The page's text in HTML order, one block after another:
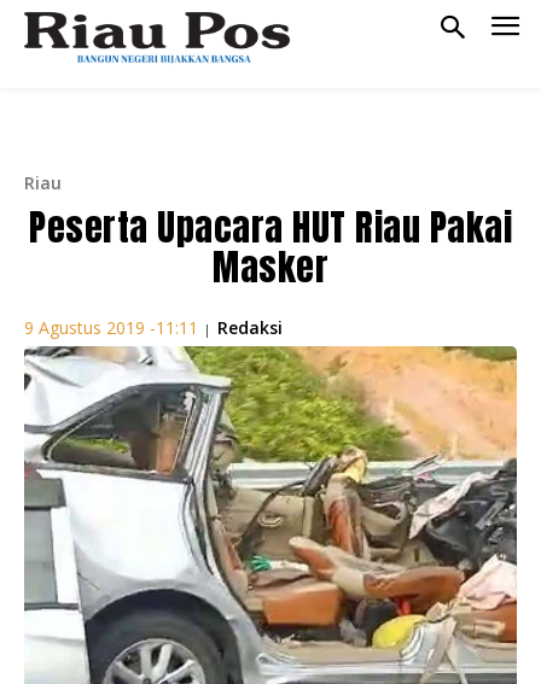
Riau
Peserta Upacara HUT Riau Pakai
Masker
9 Agustus 2019 -11:11 | Redaksi